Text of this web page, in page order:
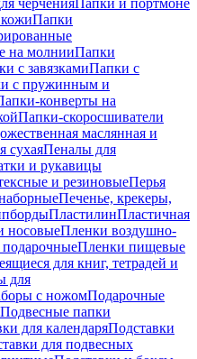
черченияПапки и портмоне
Папки
на молнииПапки
с завязкамиПапки с
с пружинным и
конверты на
Папки-скоросшиватели
маслянная и
сухаяПеналы для
и рукавицы
и резиновыеПерья
Печенье, крекеры,
ПластилинПластичная
носовыеПленки воздушно-
Пленки пищевые
для книг, тетрадей и
для
с ножомПодарочные
Подвесные папки
для календаряПодставки
для подвесных